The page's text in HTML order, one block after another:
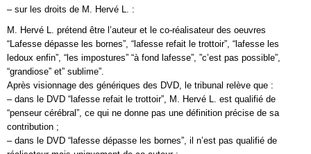
– sur les droits de M. Hervé L. :
M. Hervé L. prétend être l’auteur et le co-réalisateur des oeuvres
“Lafesse dépasse les bornes”, “lafesse refait le trottoir”, “lafesse les
ledoux enfin”, “les impostures” “à fond lafesse”, ”c’est pas possible”,
“grandiose” et” sublime”.
Après visionnage des génériques des DVD, le tribunal relève que :
– dans le DVD “lafesse refait le trottoir”, M. Hervé L. est qualifié de
“penseur cérébral”, ce qui ne donne pas une définition précise de sa
contribution ;
– dans le DVD “lafesse dépasse les bornes”, il n’est pas qualifié de